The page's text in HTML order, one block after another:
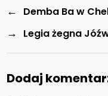
← Demba Ba w
→ Legia żegna
Dodaj